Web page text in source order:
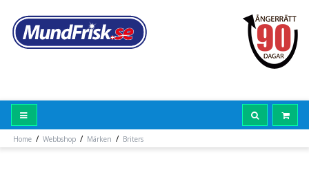
Home / Webbshop / Märken / Briters